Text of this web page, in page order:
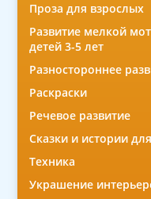
Проза для взрослых
Развитие мелкой
детей 3-5 лет
Разностороннее
Раскраски
Речевое развитие
Сказки и истории
Техника
Украшение